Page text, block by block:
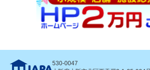
530-0047